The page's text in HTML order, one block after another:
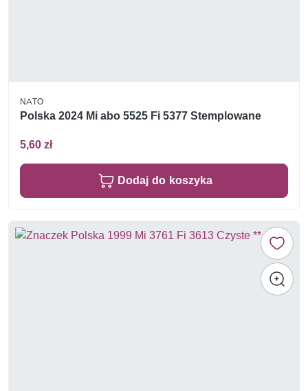
NATO
Polska 2024 Mi abo 5525 Fi 5377 Stemplowane
5,60 zł
Dodaj do koszyka